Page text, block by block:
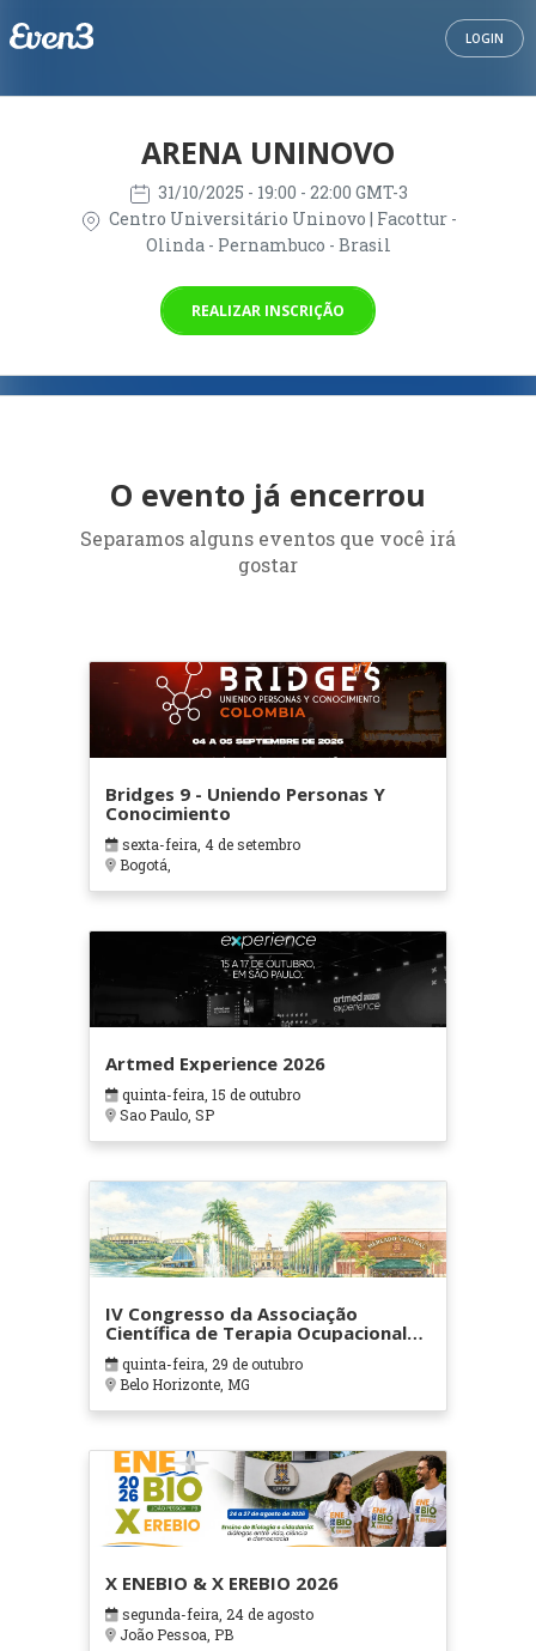
LOGIN
ARENA UNINOVO
31/10/2025 - 19:00 - 22:00 GMT-3
Centro Universitário Uninovo | Facottur -
Olinda - Pernambuco - Brasil
REALIZAR INSCRIÇÃO
O evento já encerrou
Separamos alguns eventos que você irá
gostar
Bridges 9 - Uniendo Personas Y
Conocimiento
sexta-feira, 4 de setembro
Bogotá,
Artmed Experience 2026
quinta-feira, 15 de outubro
Sao Paulo, SP
IV Congresso da Associação
Científica de Terapia Ocupacional
em Contextos Hospitalares e
Cuidados Paliativos - ATOHOSP
quinta-feira, 29 de outubro
Belo Horizonte, MG
X ENEBIO & X EREBIO 2026
segunda-feira, 24 de agosto
João Pessoa, PB